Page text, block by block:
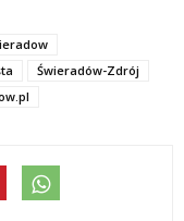
Świeradów-Zdrój